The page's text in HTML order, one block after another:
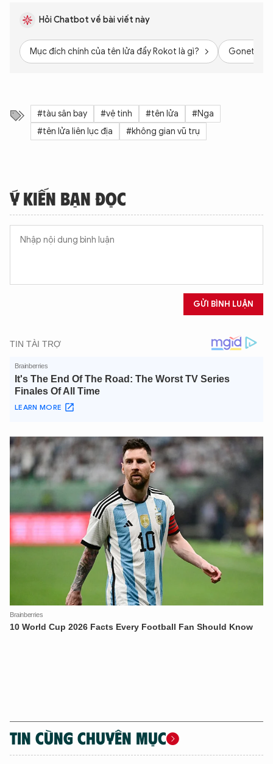
Hỏi Chatbot về bài viết này
Mục đích chính của tên lửa đẩy Rokot là gì? Gonets-M
#tàu sân bay #vệ tinh #tên lửa
#Nga
#tên lửa liên lục địa
#không gian vũ trụ
Ý KIẾN BẠN ĐỌC
GỬI BÌNH LUẬN
TIN CÙNG CHUYÊN MỤC
XIN CHÀO,